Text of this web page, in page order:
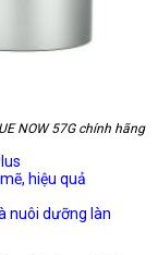
NOW 57G chính hãng
hiệu quả
nuôi dưỡng làn